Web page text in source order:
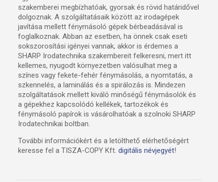
szakemberei megbízhatóak, gyorsak és rövid határidővel
dolgoznak. A szolgáltatásaik között az irodagépek
javítása mellett fénymásoló gépek bérbeadásával is
foglalkoznak. Abban az esetben, ha önnek csak eseti
sokszorosítási igényei vannak, akkor is érdemes a
SHARP Irodatechnika szakembereit felkeresni, mert itt
kellemes, nyugodt környezetben valósulhat meg a
színes vagy fekete-fehér fénymásolás, a nyomtatás, a
szkennelés, a laminálás és a spirálozás is. Mindezen
szolgáltatások mellett kiváló minőségű fénymásolók és
a gépekhez kapcsolódó kellékek, tartozékok és
fénymásoló papírok is vásárolhatóak a szolnoki SHARP
Irodatechnikai boltban.
További információkért és a letölthető elérhetőségért
keresse fel a TISZA-COPY Kft.digitális névjegyét!